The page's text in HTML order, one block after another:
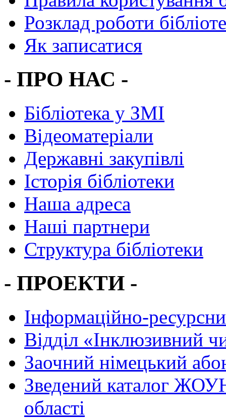
Розклад роботи
Як записатися
- ПРО НАС -
Бібліотека у ЗМІ
Відеоматеріали
Державні закупівлі
Історія бібліотеки
Наша адреса
Наші партнери
Структура бібліотеки
- ПРОЕКТИ -
Інформаційно-
Вiддiл «Інклюзивний
Заочний німецький
Зведений каталог
області